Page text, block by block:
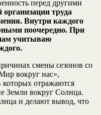
перед другими
труда
Внутри каждого
поочередно. При
учитываю
смены сезонов со
вокруг нас»,
отражаются
Земли вокруг Солнца.
и делают вывод, что